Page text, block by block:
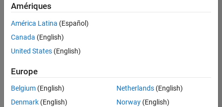
Enregistrer
sélectionnées
Les
Amériques
América Latina (Español)
Canada (English)
United States (English)
Europe
Belgium (English)
Denmark (English)
Netherlands(English)
Norway(English)